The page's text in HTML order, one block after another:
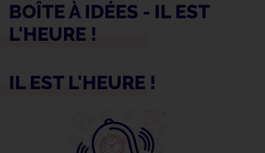
BOÎTE À IDÉES - IL EST
L'HEURE !
IL EST L'HEURE !